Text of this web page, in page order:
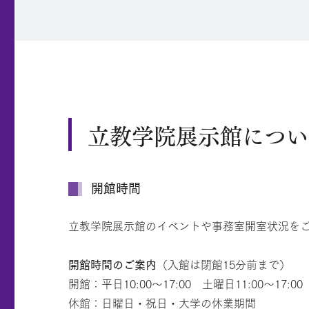
立教学院展示館につ
開館時間
立教学院展示館のイベントや事務室開室状況を
開館時間のご案内 （入館は閉館15分前まで）
開館：平日10:00～17:00 土曜日11:00～17:00
休館：日曜日・祝日・大学の休業期間